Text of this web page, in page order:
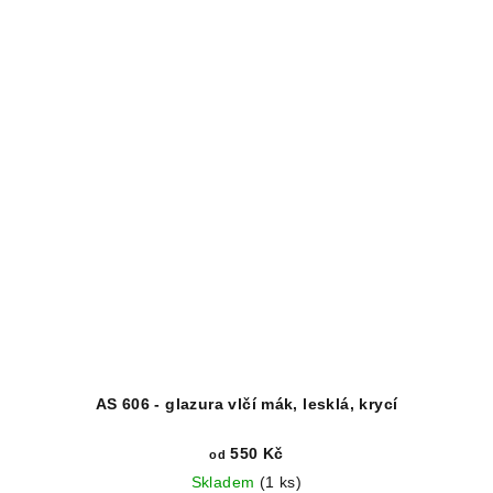
AS 606 - glazura vlčí mák, lesklá, krycí
od 550 Kč
Skladem (1 ks)